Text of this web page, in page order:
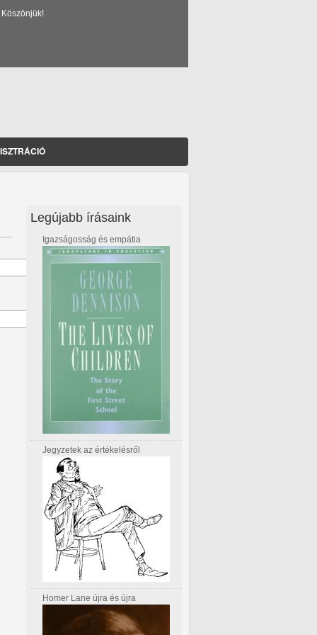
Legújabb írásaink
Igazságosság és empátia
Jegyzetek az értékelésről
Homer Lane újra és újra